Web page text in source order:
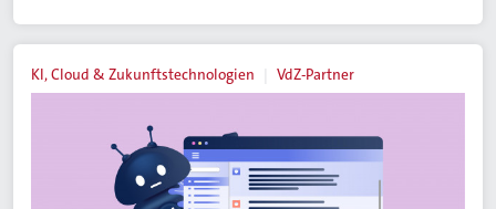
KI, Cloud & Zukunftstechnologien VdZ-Partner